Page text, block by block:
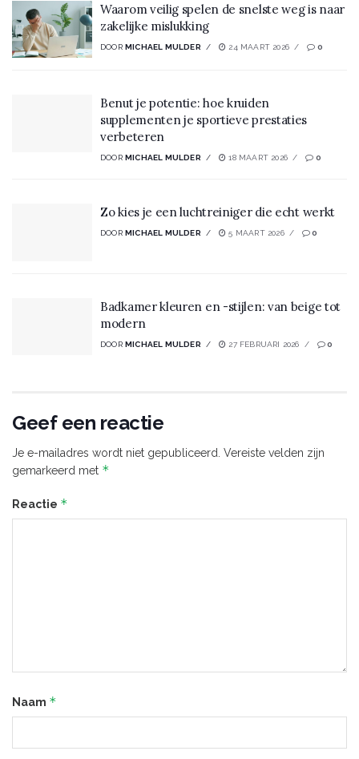
Waarom veilig spelen de snelste weg is naar
zakelijke mislukking
DOOR MICHAEL MULDER 24 MAART 2026 0
Benut je potentie: hoe kruiden
supplementen je sportieve prestaties
verbeteren
DOOR MICHAEL MULDER 18 MAART 2026 0
Zo kies je een luchtreiniger die echt werkt
DOOR MICHAEL MULDER 5 MAART 2026 0
Badkamer kleuren en -stijlen: van beige tot
modern
DOOR MICHAEL MULDER 27 FEBRUARI 2026 0
Geef een reactie
Je e-mailadres wordt niet gepubliceerd. Vereiste velden zijn
gemarkeerd met *
Reactie *
Naam *